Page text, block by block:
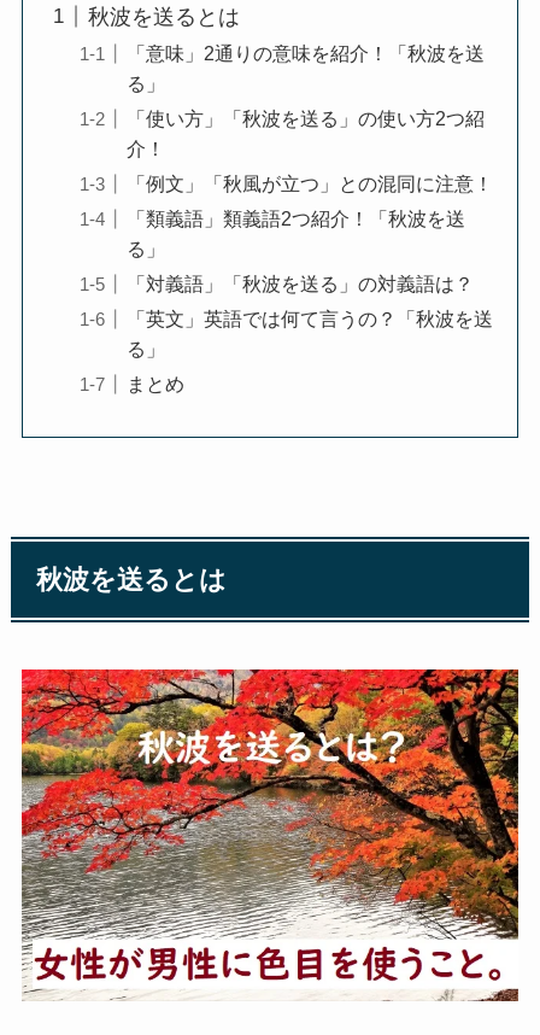
秋波を送るとは
「意味」2通りの意味を紹介！「秋波を送
る」
「使い方」「秋波を送る」の使い方2つ紹
介！
「例文」「秋風が立つ」との混同に注意！
「類義語」類義語2つ紹介！「秋波を送
る」
「対義語」「秋波を送る」の対義語は？
「英文」英語では何て言うの？「秋波を送
る」
まとめ
秋波を送るとは